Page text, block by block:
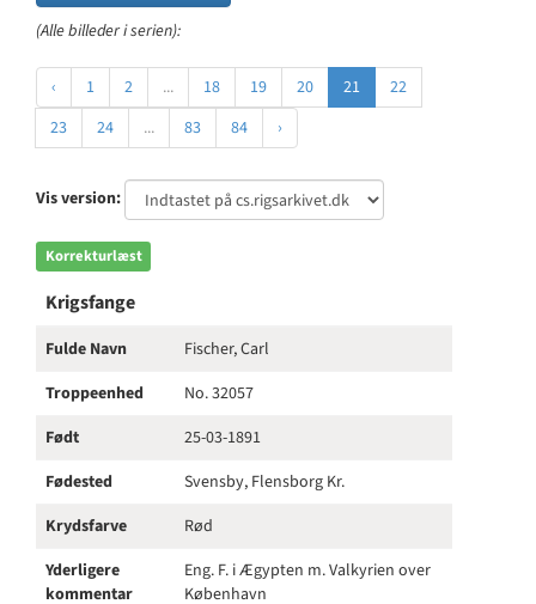
(Alle billeder i serien):
‹ 1 2 ... 18 19 20 21
22
23
24 ... 83 84 ›
Vis version:
Korrekturlæst
Krigsfange
Fulde Navn
Fischer, Carl
Troppeenhed
No. 32057
Født
25-03-1891
Fødested
Svensby, Flensborg Kr.
Krydsfarve
Rød
Yderligere
kommentar
Eng. F. i Ægypten m. Valkyrien over
København